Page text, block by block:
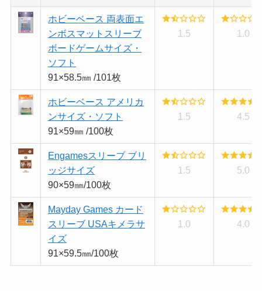
ホビーベース 両表面エ
ンボスマットスリーブ
ボードゲームサイズ・
ソフト
91×58.5㎜ /101枚
1.5 1.0
ホビーベース アメリカ
ンサイズ・ソフト
91×59㎜ /100枚
1.5 4.5
Engamesスリーブ ブリ
ッジサイズ
90×59㎜/100枚
1.5 5.0
Mayday Games カード
スリーブ USAキメラサ
イズ
91×59.5㎜/100枚
1.0 4.0